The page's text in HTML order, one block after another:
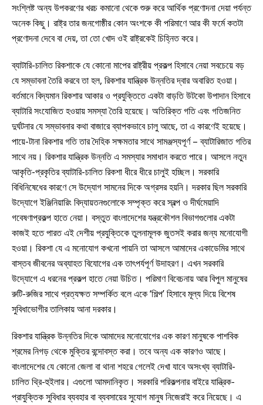
সংশ্লিষ্ট অন্য উপকরণের খরচ কমানো থেকে শুরু করে আর্থিক প্রণোদনা দেয়া পর্যন্ত
অনেক কিছু। রাষ্ট্র তার জনগোষ্ঠীর কোন অংশকে কী পরিমাণে আর কী ফর্মে কতটা
প্রণোদনা দেবে বা দেয়, তা তো খোদ ওই রাষ্ট্রকেই চিহ্নিত করে।
ব্যাটারি-চালিত রিকশাকে যে কোনো মাপের রাষ্ট্রীয় প্রকল্প হিসাবে নেয়া সবচেয়ে বড়
যে সম্ভাবনা তৈরি করবে তা হল, রিকশার যান্ত্রিক উন্নতির দ্বার অবারিত হওয়া।
বর্তমানে বিদ্যমান রিকশার আকার ও প্রযুক্তিতে একটা বাড়তি উটকো উপাদান হিসাবে
ব্যাটারি সংযোজিত হওয়ায় সমস্যা তৈরি হয়েছে। অতিরিক্ত গতি এবং গতিজনিত
দুর্ঘটনার যে সম্ভাবনার কথা বাজারে ব্যাপকভাবে চালু আছে, তা এ কারণেই হয়েছে।
পায়ে-টানা রিকশার গতি তার দৈহিক সক্ষমতার সাথে সামঞ্জস্যপূর্ণ – ব্যাটারিজাত গতির
সাথে নয়। রিকশার যান্ত্রিক উন্নতি এ সমস্যার সমাধান করতে পারে। আসলে নতুন
আকৃতি-প্রকৃতির ব্যাটারি-চালিত রিকশা ধীরে ধীরে চালুই হচ্ছিল। সরকারি
বিধিনিষেধের কারণে সে উদ্যোগ সামনের দিকে অগ্রসর হয়নি। দরকার ছিল সরকারি
উদ্যোগে ইঞ্জিনিয়ারিং বিদ্যায়তনগুলোকে সম্পৃক্ত করে স্বল্প ও দীর্ঘমেয়াদি
গবেষণাপ্রকল্প হাতে নেয়া। বস্তুত বাংলাদেশের যন্ত্রকৌশল বিভাগগুলোর একটা
কাজই হতে পারত এই দেশীয় প্রযুক্তিকে তুলনামূলক জুতসই করার জন্য মনোযোগী
হওয়া। রিকশা যে এ মনোযোগ কখনো পায়নি তা আসলে আমাদের একাডেমির সাথে
বাস্তব জীবনের অব্যাহত বিযোগের এক তাৎপর্যপূর্ণ উদাহরণ। এখন সরকারি
উদ্যোগে এ ধরনের প্রকল্প হাতে নেয়া উচিত। পরিমাণ বিবেচনায় আর বিপুল মানুষের
রুটি-রুজির সাথে প্রত্যক্ষত সম্পর্কিত বলে একে ‘শিল্প’ হিসাবে মূল্য দিয়ে বিশেষ
সুবিধাভোগীর তালিকায় আনা দরকার।
রিকশার যান্ত্রিক উন্নতির দিকে আমাদের মনোযোগের এক কারণ মানুষকে পাশবিক
শ্রমের নিগড় থেকে মুক্তির বন্দোবস্ত করা। তবে অন্য এক কারণও আছে।
বাংলাদেশের যে কোনো জেলা বা থানা শহরে গেলেই দেখা যাবে অসংখ্য ব্যাটারি-
চালিত থ্রি-হুইলার। এগুলো আমদানিকৃত। সরকারি পরিকল্পনার বাইরে যান্ত্রিক-
প্রাযুক্তিক সুবিধার ব্যবহার বা ব্যবসায়ের সুযোগ মানুষ নিজেরাই করে নিয়েছে। এ